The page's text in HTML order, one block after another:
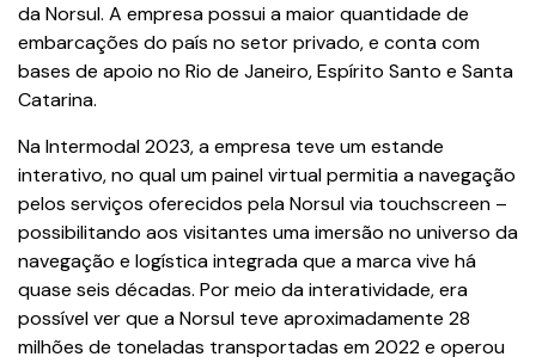
da Norsul. A empresa possui a maior quantidade de
embarcações do país no setor privado, e conta com
bases de apoio no Rio de Janeiro, Espírito Santo e Santa
Catarina.
Na Intermodal 2023, a empresa teve um estande
interativo, no qual um painel virtual permitia a navegação
pelos serviços oferecidos pela Norsul via touchscreen –
possibilitando aos visitantes uma imersão no universo da
navegação e logística integrada que a marca vive há
quase seis décadas. Por meio da interatividade, era
possível ver que a Norsul teve aproximadamente 28
milhões de toneladas transportadas em 2022 e operou